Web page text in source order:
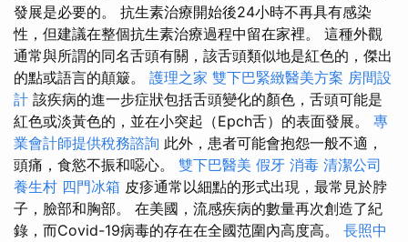
發展是必要的。 抗生素治療開始後24小時不再具有感染
性，但建議在整個抗生素治療過程中留在家裡。 這種外觀
通常與所謂的同名舌頭有關，該舌頭類似地是紅色的，傑出
的點或語言的顛簸。 護理之家 雙下巴緊緻醫美方案 房間設
計 該疾病的進一步症狀包括舌頭變化的顏色，舌頭可能是
紅色或淡黃色的，並在小突起（Epch舌）的表面發展。 專
業會計師提供稅務諮詢 此外，患者可能會抱怨一般不適，
頭痛，食慾不振和噁心。 雙下巴醫美 假牙 消毒 清潔公司
養生村 四門冰箱 皮疹通常以細點的形式出現，最常見於脖
子，臉部和胸部。 在美國，流感疾病的數量再次創造了紀
錄，而Covid-19病毒的存在在全國范圍內高度高。 長照中